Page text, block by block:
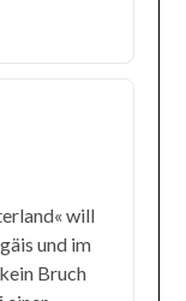
will
und im
Bruch